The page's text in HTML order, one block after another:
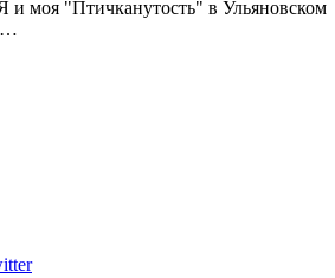
и моя "Птичканутость" в Ульяновском